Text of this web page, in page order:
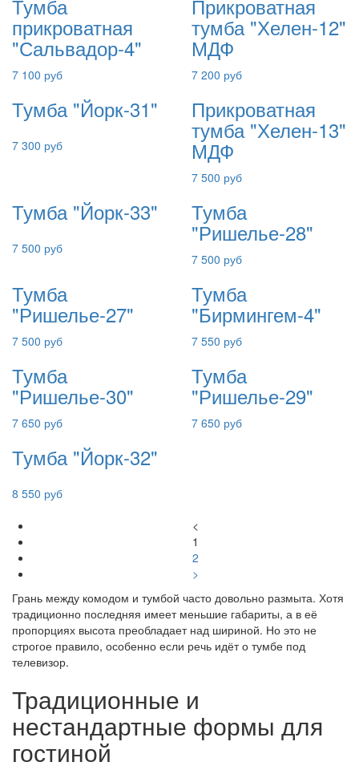
Тумба
прикроватная
"Сальвадор-4"
7 100 руб
Прикроватная
тумба "Хелен-12"
МДФ
7 200 руб
Тумба "Йорк-31"
7 300 руб
Прикроватная
тумба "Хелен-13"
МДФ
7 500 руб
Тумба "Йорк-33"
7 500 руб
Тумба
"Ришелье-28"
7 500 руб
Тумба
"Ришелье-27"
7 500 руб
Тумба
"Бирмингем-4"
7 550 руб
Тумба
"Ришелье-30"
7 650 руб
Тумба
"Ришелье-29"
7 650 руб
Тумба "Йорк-32"
8 550 руб
<
1
2
>
Грань между комодом и тумбой часто довольно размыта. Хотя
традиционно последняя имеет меньшие габариты, а в её
пропорциях высота преобладает над шириной. Но это не
строгое правило, особенно если речь идёт о тумбе под
телевизор.
Традиционные и
нестандартные формы для
гостиной